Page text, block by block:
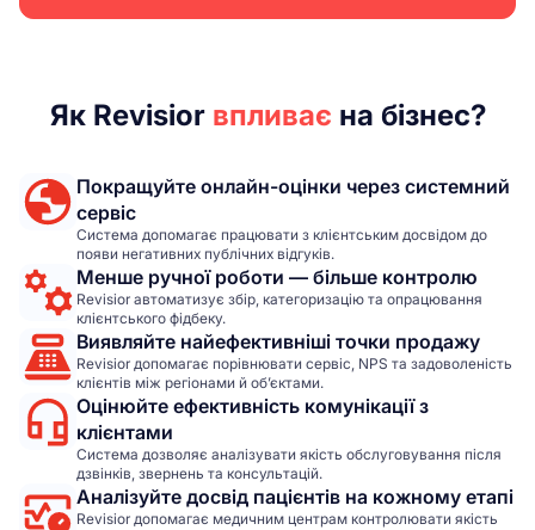
Як Revisior впливає на бізнес?
Покращуйте онлайн-оцінки через системний
сервіс
Система допомагає працювати з клієнтським досвідом до
появи негативних публічних відгуків.
Менше ручної роботи — більше контролю
Revisior автоматизує збір, категоризацію та опрацювання
клієнтського фідбеку.
Виявляйте найефективніші точки продажу
Revisior допомагає порівнювати сервіс, NPS та задоволеність
клієнтів між регіонами й об’єктами.
Оцінюйте ефективність комунікації з
клієнтами
Система дозволяє аналізувати якість обслуговування після
дзвінків, звернень та консультацій.
Аналізуйте досвід пацієнтів на кожному етапі
Revisior допомагає медичним центрам контролювати якість